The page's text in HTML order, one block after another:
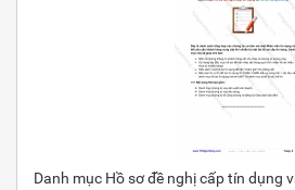
Danh mục Hồ sơ đề nghị cấp tín dụng